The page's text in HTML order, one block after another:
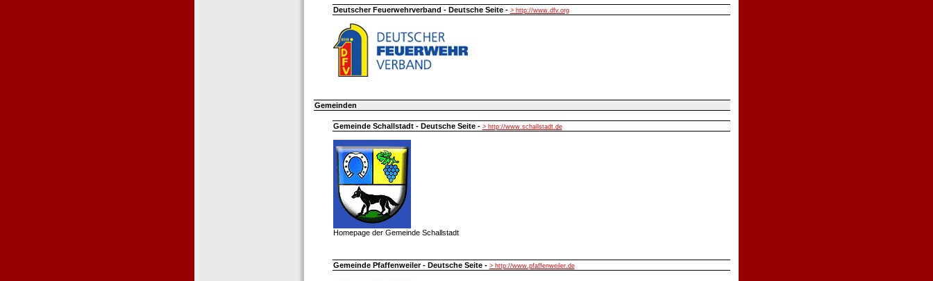
Deutscher Feuerwehrverband - Deutsche Seite - > http://www.dfv.org
Gemeinden
Gemeinde Schallstadt - Deutsche Seite - > http://www.schallstadt.de
Homepage der Gemeinde Schallstadt
Gemeinde Pfaffenweiler - Deutsche Seite - > http://www.pfaffenweiler.de